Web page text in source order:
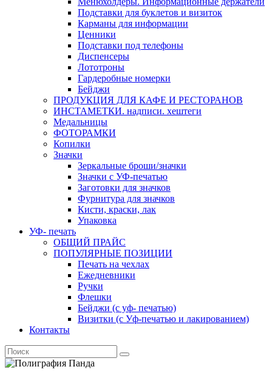
Подставки для буклетов и визиток
Карманы для информации
Ценники
Подставки под телефоны
Диспенсеры
Лототроны
Гардеробные номерки
Бейджи
ПРОДУКЦИЯ ДЛЯ КАФЕ И РЕСТОРАНОВ
ИНСТАМЕТКИ. надписи. хештеги
Медальницы
ФОТОРАМКИ
Копилки
Значки
Зеркальные броши/значки
Значки с УФ-печатью
Заготовки для значков
Фурнитура для значков
Кисти, краски, лак
Упаковка
УФ- печать
ОБЩИЙ ПРАЙС
ПОПУЛЯРНЫЕ ПОЗИЦИИ
Печать на чехлах
Ежедневники
Ручки
Флешки
Бейджи (с уф- печатью)
Визитки (с Уф-печатью и лакированием)
Контакты